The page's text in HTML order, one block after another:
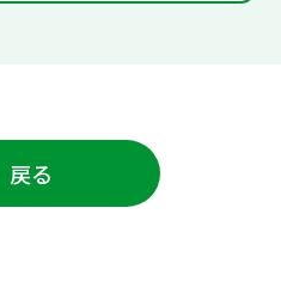
戻る